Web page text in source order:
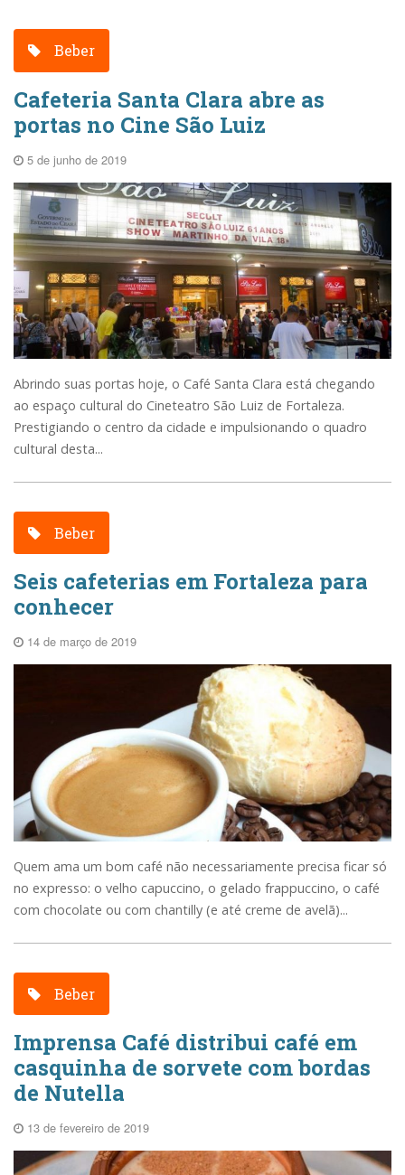
Beber
Cafeteria Santa Clara abre as
portas no Cine São Luiz
5 de junho de 2019
Abrindo suas portas hoje, o Café Santa Clara está chegando
ao espaço cultural do Cineteatro São Luiz de Fortaleza.
Prestigiando o centro da cidade e impulsionando o quadro
cultural desta...
Beber
Seis cafeterias em Fortaleza para
conhecer
14 de março de 2019
Quem ama um bom café não necessariamente precisa ficar só
no expresso: o velho capuccino, o gelado frappuccino, o café
com chocolate ou com chantilly (e até creme de avelã)...
Beber
Imprensa Café distribui café em
casquinha de sorvete com bordas
de Nutella
13 de fevereiro de 2019